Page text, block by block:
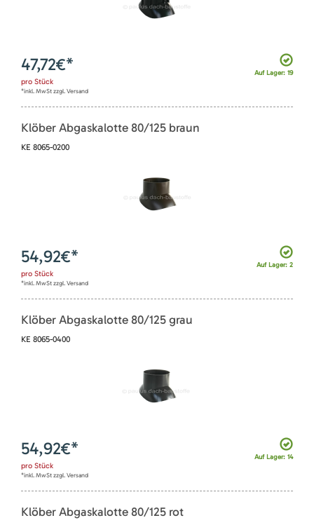
Auf Lager: 19
47,72€*
pro Stück
*inkl. MwSt zzgl. Versand
Klöber Abgaskalotte 80/125 braun
KE 8065-0200
Auf Lager: 2
54,92€*
pro Stück
*inkl. MwSt zzgl. Versand
Klöber Abgaskalotte 80/125 grau
KE 8065-0400
Auf Lager: 14
54,92€*
pro Stück
*inkl. MwSt zzgl. Versand
Klöber Abgaskalotte 80/125 rot